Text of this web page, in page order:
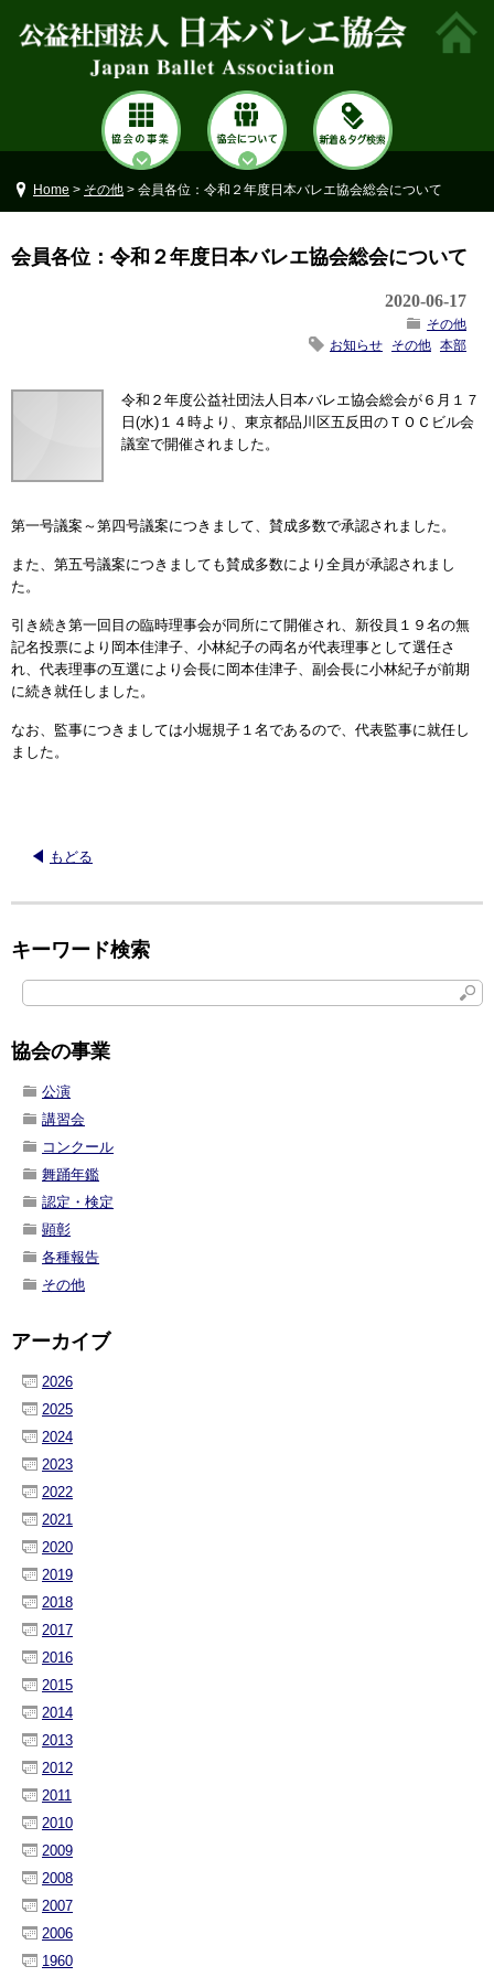
Home > その他 > 会員各位：令和２年度日本バレエ協会総会について
会員各位：令和２年度日本バレエ協会総会について
2020-06-17
その他
お知らせ
その他 本部
令和２年度公益社団法人日本バレエ協会総会が６月１７
日(水)１４時より、東京都品川区五反田のＴＯＣビル会
議室で開催されました。
第一号議案～第四号議案につきまして、賛成多数で承認されました。
また、第五号議案につきましても賛成多数により全員が承認されまし
た。
引き続き第一回目の臨時理事会が同所にて開催され、新役員１９名の無
記名投票により岡本佳津子、小林紀子の両名が代表理事として選任さ
れ、代表理事の互選により会長に岡本佳津子、副会長に小林紀子が前期
に続き就任しました。
なお、監事につきましては小堀規子１名であるので、代表監事に就任し
ました。
もどる
キーワード検索
協会の事業
公演
講習会
コンクール
舞踊年鑑
認定・検定
顕彰
各種報告
その他
アーカイブ
2026
2025
2024
2023
2022
2021
2020
2019
2018
2017
2016
2015
2014
2013
2012
2011
2010
2009
2008
2007
2006
1960